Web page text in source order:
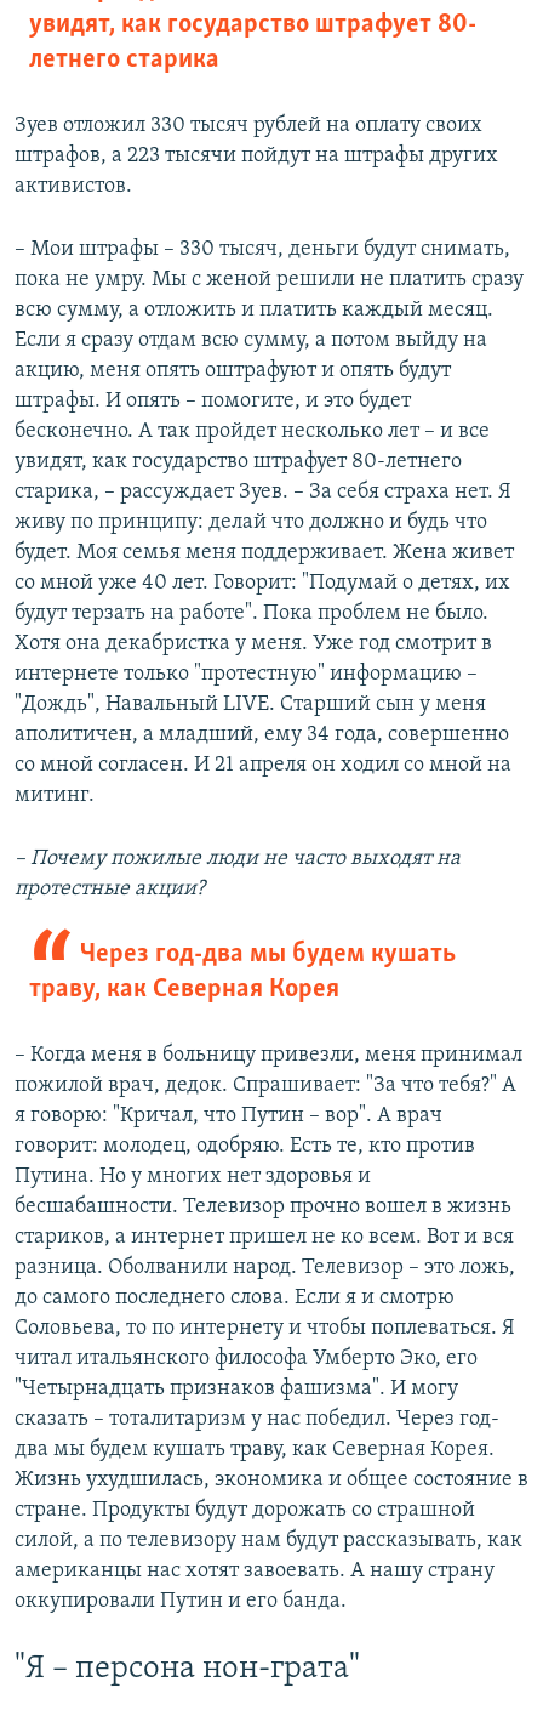
увидят, как государство штрафует 80-
летнего старика
Зуев отложил 330 тысяч рублей на оплату своих
штрафов, а 223 тысячи пойдут на штрафы других
активистов.
– Мои штрафы – 330 тысяч, деньги будут снимать,
пока не умру. Мы с женой решили не платить сразу
всю сумму, а отложить и платить каждый месяц.
Если я сразу отдам всю сумму, а потом выйду на
акцию, меня опять оштрафуют и опять будут
штрафы. И опять – помогите, и это будет
бесконечно. А так пройдет несколько лет – и все
увидят, как государство штрафует 80-летнего
старика, – рассуждает Зуев. – За себя страха нет. Я
живу по принципу: делай что должно и будь что
будет. Моя семья меня поддерживает. Жена живет
со мной уже 40 лет. Говорит: "Подумай о детях, их
будут терзать на работе". Пока проблем не было.
Хотя она декабристка у меня. Уже год смотрит в
интернете только "протестную" информацию –
"Дождь", Навальный LIVE. Старший сын у меня
аполитичен, а младший, ему 34 года, совершенно
со мной согласен. И 21 апреля он ходил со мной на
митинг.
– Почему пожилые люди не часто выходят на
протестные акции?
Через год-два мы будем кушать
траву, как Северная Корея
– Когда меня в больницу привезли, меня принимал
пожилой врач, дедок. Спрашивает: "За что тебя?" А
я говорю: "Кричал, что Путин – вор". А врач
говорит: молодец, одобряю. Есть те, кто против
Путина. Но у многих нет здоровья и
бесшабашности. Телевизор прочно вошел в жизнь
стариков, а интернет пришел не ко всем. Вот и вся
разница. Оболванили народ. Телевизор – это ложь,
до самого последнего слова. Если я и смотрю
Соловьева, то по интернету и чтобы поплеваться. Я
читал итальянского философа Умберто Эко, его
"Четырнадцать признаков фашизма". И могу
сказать – тоталитаризм у нас победил. Через год-
два мы будем кушать траву, как Северная Корея.
Жизнь ухудшилась, экономика и общее состояние в
стране. Продукты будут дорожать со страшной
силой, а по телевизору нам будут рассказывать, как
американцы нас хотят завоевать. А нашу страну
оккупировали Путин и его банда.
"Я – персона нон-грата"